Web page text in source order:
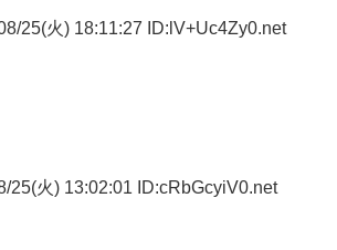
25(火) 18:11:27 ID:lV+Uc4Zy0.net
25(火) 13:02:01 ID:cRbGcyiV0.net